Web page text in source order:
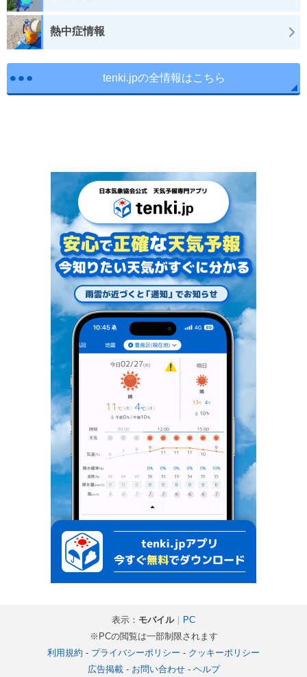
熱中症情報
tenki.jpの全情報はこちら
表示： モバイル｜ PC
※PCの閲覧は一部制限されます
利用規約 - プライバシーポリシー - クッキーポリシー
広告掲載- お問い合わせ- ヘルプ